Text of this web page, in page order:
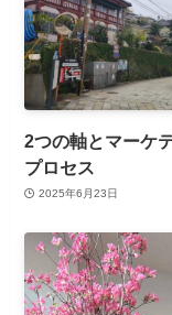
2つの軸とマーケ
プロセス
2025年6月23日